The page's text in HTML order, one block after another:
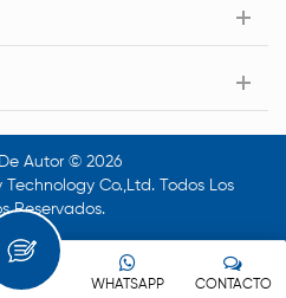
Autor © 2026
Co.,Ltd. Todos Los
Reservados.
CONTACTO
WHATSAPP